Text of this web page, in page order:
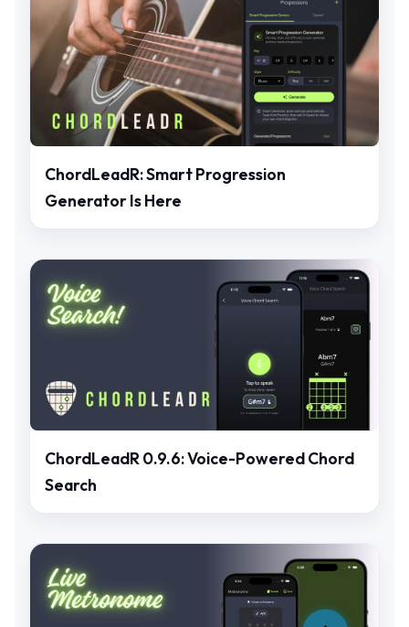
ChordLeadR: Smart Progression
Generator Is Here
ChordLeadR 0.9.6: Voice-Powered Chord
Search